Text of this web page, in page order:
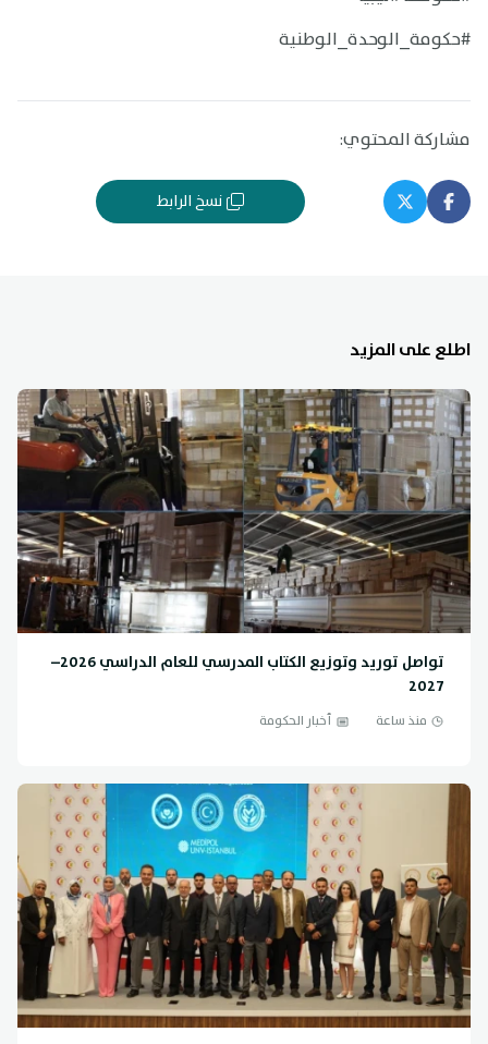
#حكومة_الوحدة_الوطنية
مشاركة المحتوي:
نسخ الرابط
اطلع على المزيد
تواصل توريد وتوزيع الكتاب المدرسي للعام الدراسي 2026–
2027
منذ ساعة أخبار الحكومة